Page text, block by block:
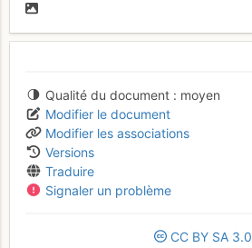
Qualité du document
moyen
Modifier le document
Modifier les associations
Versions
Traduire
Signaler un problème
CC BY SA 3.0